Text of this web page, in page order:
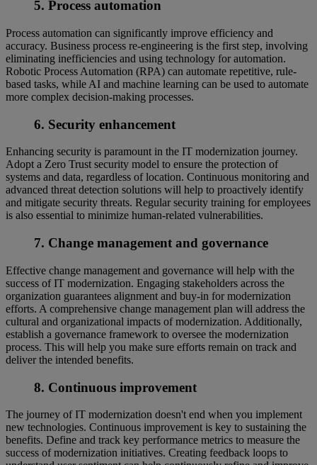
5. Process automation
Process automation can significantly improve efficiency and
accuracy. Business process re-engineering is the first step, involving
eliminating inefficiencies and using technology for automation.
Robotic Process Automation (RPA) can automate repetitive, rule-
based tasks, while AI and machine learning can be used to automate
more complex decision-making processes.
6. Security enhancement
Enhancing security is paramount in the IT modernization journey.
Adopt a Zero Trust security model to ensure the protection of
systems and data, regardless of location. Continuous monitoring and
advanced threat detection solutions will help to proactively identify
and mitigate security threats. Regular security training for employees
is also essential to minimize human-related vulnerabilities.
7. Change management and governance
Effective change management and governance will help with the
success of IT modernization. Engaging stakeholders across the
organization guarantees alignment and buy-in for modernization
efforts. A comprehensive change management plan will address the
cultural and organizational impacts of modernization. Additionally,
establish a governance framework to oversee the modernization
process. This will help you make sure efforts remain on track and
deliver the intended benefits.
8. Continuous improvement
The journey of IT modernization doesn't end when you implement
new technologies. Continuous improvement is key to sustaining the
benefits. Define and track key performance metrics to measure the
success of modernization initiatives. Creating feedback loops to